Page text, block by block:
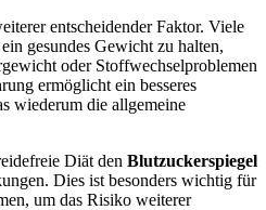
entscheidender Faktor. Viele
gesundes Gewicht zu halten,
oder Stoffwechselproblemen
ermöglicht ein besseres
wiederum die allgemeine
Diät den Blutzuckerspiegel
Dies ist besonders wichtig für
um das Risiko weiterer